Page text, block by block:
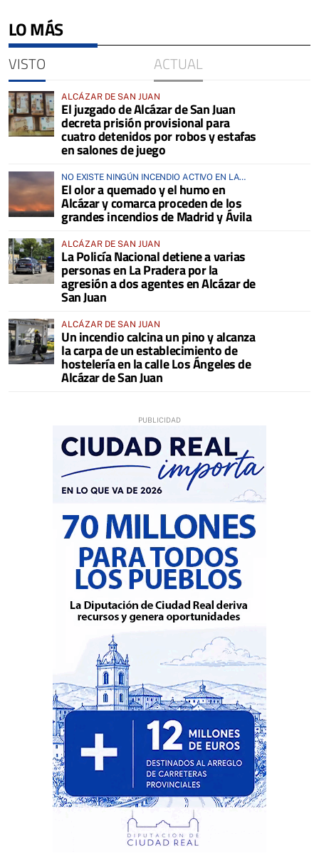
LO MÁS
VISTO ACTUAL
ALCÁZAR DE SAN JUAN
El juzgado de Alcázar de San Juan
decreta prisión provisional para
cuatro detenidos por robos y estafas
en salones de juego
NO EXISTE NINGÚN INCENDIO ACTIVO EN LA
COMARCA
El olor a quemado y el humo en
Alcázar y comarca proceden de los
grandes incendios de Madrid y Ávila
ALCÁZAR DE SAN JUAN
La Policía Nacional detiene a varias
personas en La Pradera por la
agresión a dos agentes en Alcázar de
San Juan
ALCÁZAR DE SAN JUAN
Un incendio calcina un pino y alcanza
la carpa de un establecimiento de
hostelería en la calle Los Ángeles de
Alcázar de San Juan